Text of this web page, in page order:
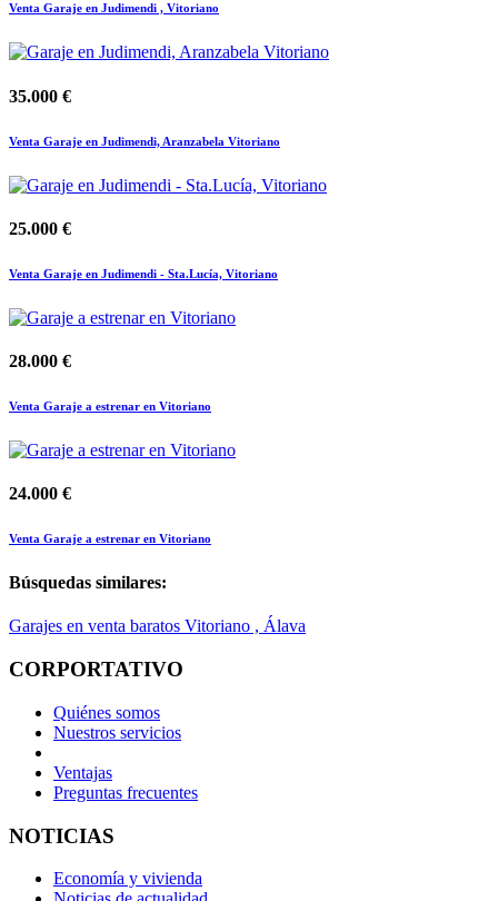
Venta Garaje en Judimendi , Vitoriano
35.000 €
Venta Garaje en Judimendi, Aranzabela Vitoriano
25.000 €
Venta Garaje en Judimendi - Sta.Lucía, Vitoriano
28.000 €
Venta Garaje a estrenar en Vitoriano
24.000 €
Venta Garaje a estrenar en Vitoriano
Búsquedas similares:
Garajes en venta baratos Vitoriano , Álava
CORPORTATIVO
Quiénes somos
Nuestros servicios
Ventajas
Preguntas frecuentes
NOTICIAS
Economía y vivienda